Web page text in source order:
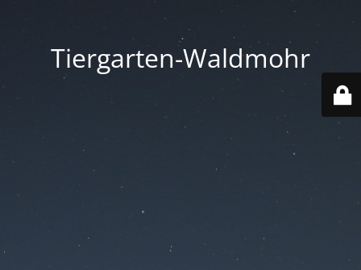
Tiergarten-Waldmohr